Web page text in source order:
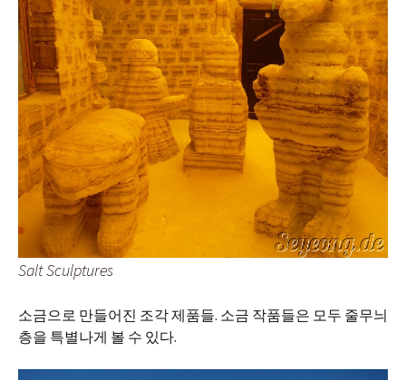
Salt Sculptures
소금으로 만들어진 조각 제품들. 소금 작품들은 모두 줄무늬
층을 특별나게 볼 수 있다.